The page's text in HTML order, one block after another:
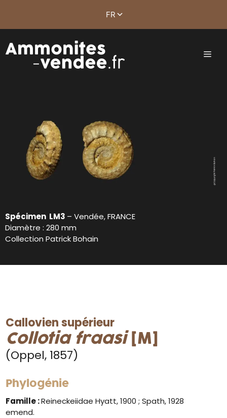
Spécimen LM3 – Vendée, FRANCE
Diamètre : 280 mm
Collection Patrick Bohain
Callovien supérieur
Collotia fraasi [M]
(Oppel, 1857)
Phylogénie
Famille :Reineckeiidae Hyatt, 1900 ; Spath, 1928
emend.